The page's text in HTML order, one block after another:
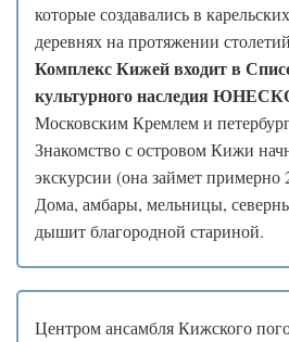
которые создавались в
деревнях на протяжении
Комплекс Кижей входит в
культурного наследия
Московским Кремлем и
Знакомство с островом Кижи
экскурсии (она займет примерно
Дома, амбары, мельницы,
дышит благородной стариной.
Центром ансамбля Кижского